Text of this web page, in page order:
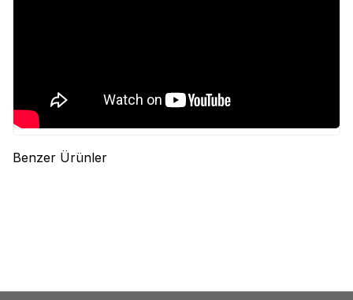
Benzer Ürünler